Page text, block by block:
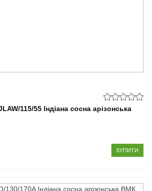
115/55 Індіана сосна арізонська
КУПИТИ